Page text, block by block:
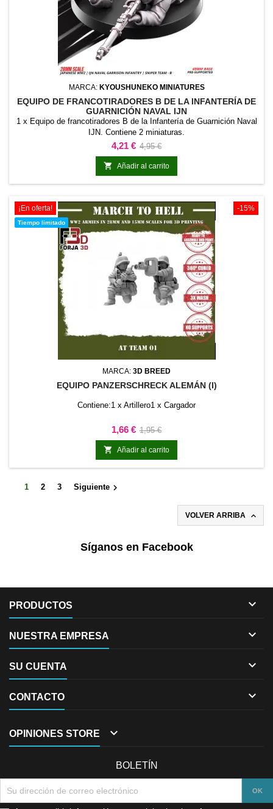
MARCA: KYOUSHUNEKO MINIATURES
EQUIPO DE FRANCOTIRADORES B DE LA INFANTERÍA DE
GUARNICIÓN NAVAL IJN
1 x Equipo de francotiradores B de la Infantería de Guarnición Naval
IJN. Contiene 2 miniaturas.
Precio
4,21 € Precio
base
4,95 €
 Añadir al carrito
-15%
¡En oferta!
Tiempo limitado
MARCA: 3D BREED
EQUIPO PANZERSCHRECK ALEMÁN (I)
Contiene:1 x Artillero1 x Cargador
Precio
1,66 € Precio
base
1,95 €
 Añadir al carrito
1 2 3 Siguiente 
VOLVER ARRIBA 
Síganos en Facebook
PRODUCTOS 
NUESTRA EMPRESA 
SU CUENTA 
CONTACTO 
OPINIONES STORE 
BOLETÍN